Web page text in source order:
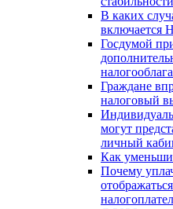
В каких
включается
Госдумой
Граждане
налоговый
могут
личный
Как
Почему